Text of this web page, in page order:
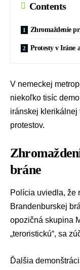
Contents
Zhromaždenie
Protesty v Iráne
V nemeckej
niekoľko tisíc
iránskej klerikálnej
protestov.
bráne
Polícia uviedla, že
Brandenburskej
opozičná skupina
„teroristickú“, sa
Ďalšia